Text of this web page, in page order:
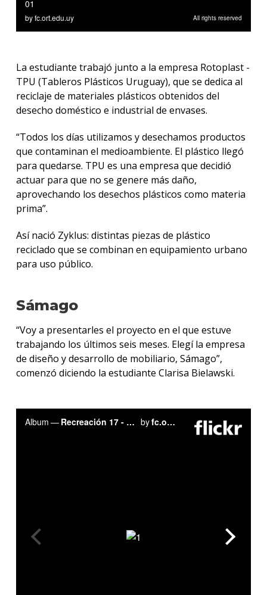
La estudiante trabajó junto a la empresa Rotoplast -
TPU (Tableros Plásticos Uruguay), que se dedica al
reciclaje de materiales plásticos obtenidos del
desecho doméstico e industrial de envases.
“Todos los días utilizamos y desechamos productos
que contaminan el medioambiente. El plástico llegó
para quedarse. TPU es una empresa que decidió
actuar para que no se genere más daño,
aprovechando los desechos plásticos como materia
prima”.
Así nació Zyklus: distintas piezas de plástico
reciclado que se combinan en equipamiento urbano
para uso público.
Sámago
“Voy a presentarles el proyecto en el que estuve
trabajando los últimos seis meses. Elegí la empresa
de diseño y desarrollo de mobiliario, Sámago”,
comenzó diciendo la estudiante Clarisa Bielawski.